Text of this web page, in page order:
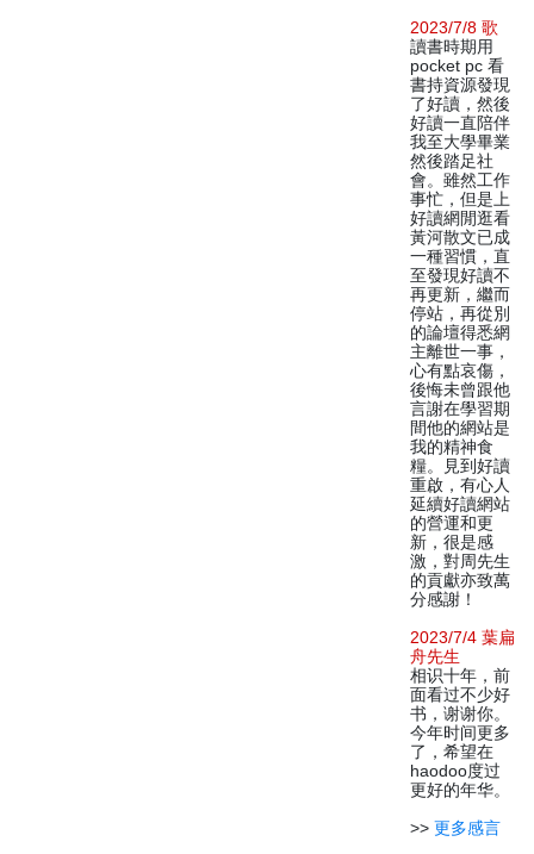
2023/7/8 歌
讀書時期用
pocket pc 看
書持資源發現
了好讀，然後
好讀一直陪伴
我至大學畢業
然後踏足社
會。雖然工作
事忙，但是上
好讀網閒逛看
黃河散文已成
一種習慣，直
至發現好讀不
再更新，繼而
停站，再從別
的論壇得悉網
主離世一事，
心有點哀傷，
後悔未曾跟他
言謝在學習期
間他的網站是
我的精神食
糧。見到好讀
重啟，有心人
延續好讀網站
的營運和更
新，很是感
激，對周先生
的貢獻亦致萬
分感謝！
2023/7/4 葉扁
舟先生
相识十年，前
面看过不少好
书，谢谢你。
今年时间更多
了，希望在
haodoo度过
更好的年华。
>> 更多感言